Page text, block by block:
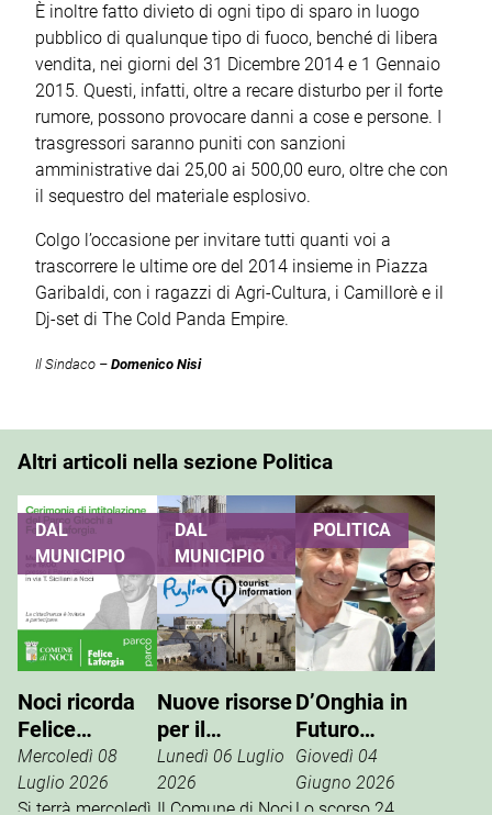
È inoltre fatto divieto di ogni tipo di sparo in luogo
pubblico di qualunque tipo di fuoco, benché di libera
vendita, nei giorni del 31 Dicembre 2014 e 1 Gennaio
2015. Questi, infatti, oltre a recare disturbo per il forte
rumore, possono provocare danni a cose e persone. I
trasgressori saranno puniti con sanzioni
amministrative dai 25,00 ai 500,00 euro, oltre che con
il sequestro del materiale esplosivo.
Colgo l’occasione per invitare tutti quanti voi a
trascorrere le ultime ore del 2014 insieme in Piazza
Garibaldi, con i ragazzi di Agri-Cultura, i Camillorè e il
Dj-set di The Cold Panda Empire.
Il Sindaco – Domenico Nisi
Altri articoli nella sezione Politica
DAL
MUNICIPIO
Noci ricorda
Felice
Laforgia, il
parco giochi
Mercoledì 08
Luglio 2026
Si terrà mercoledì
DAL
MUNICIPIO
Nuove risorse
per il
potenziamento
dell’info point
Lunedì 06 Luglio
2026
Il Comune di Noci
POLITICA
D’Onghia in
Futuro
Nazionale:
Vannacci è la
Giovedì 04
Giugno 2026
Lo scorso 24